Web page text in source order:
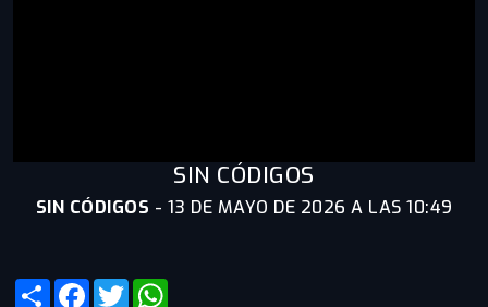
SIN CÓDIGOS
SIN CÓDIGOS - 13 DE MAYO DE 2026 A LAS 10:49
ShareFacebook
Twitter